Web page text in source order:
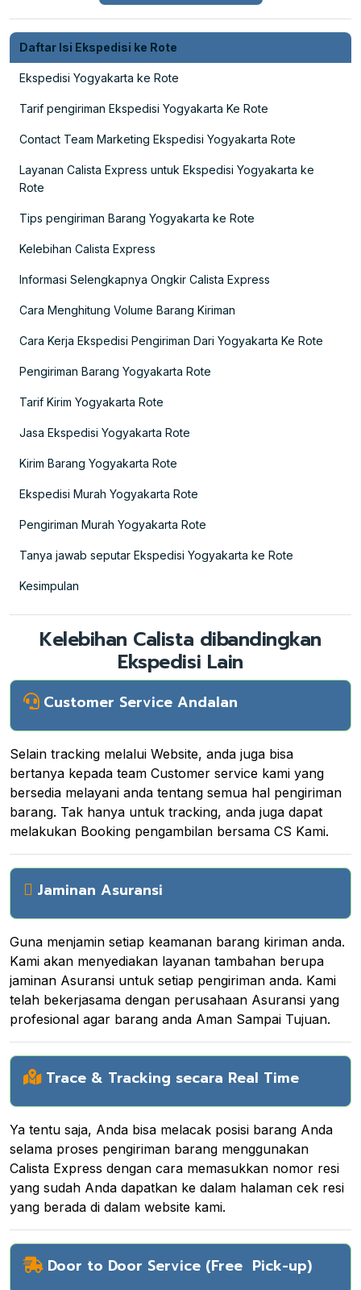
Daftar Isi Ekspedisi ke Rote
Ekspedisi Yogyakarta ke Rote
Tarif pengiriman Ekspedisi Yogyakarta Ke Rote
Contact Team Marketing Ekspedisi Yogyakarta Rote
Layanan Calista Express untuk Ekspedisi Yogyakarta ke
Rote
Tips pengiriman Barang Yogyakarta ke Rote
Kelebihan Calista Express
Informasi Selengkapnya Ongkir Calista Express
Cara Menghitung Volume Barang Kiriman
Cara Kerja Ekspedisi Pengiriman Dari Yogyakarta Ke Rote
Pengiriman Barang Yogyakarta Rote
Tarif Kirim Yogyakarta Rote
Jasa Ekspedisi Yogyakarta Rote
Kirim Barang Yogyakarta Rote
Ekspedisi Murah Yogyakarta Rote
Pengiriman Murah Yogyakarta Rote
Tanya jawab seputar Ekspedisi Yogyakarta ke Rote
Kesimpulan
Kelebihan Calista dibandingkan
Ekspedisi Lain
Customer Service Andalan
Selain tracking melalui Website, anda juga bisa
bertanya kepada team Customer service kami yang
bersedia melayani anda tentang semua hal pengiriman
barang. Tak hanya untuk tracking, anda juga dapat
melakukan Booking pengambilan bersama CS Kami.
Jaminan Asuransi
Guna menjamin setiap keamanan barang kiriman anda.
Kami akan menyediakan layanan tambahan berupa
jaminan Asuransi untuk setiap pengiriman anda. Kami
telah bekerjasama dengan perusahaan Asuransi yang
profesional agar barang anda Aman Sampai Tujuan.
Trace & Tracking secara Real Time
Ya tentu saja, Anda bisa melacak posisi barang Anda
selama proses pengiriman barang menggunakan
Calista Express dengan cara memasukkan nomor resi
yang sudah Anda dapatkan ke dalam halaman cek resi
yang berada di dalam website kami.
Door to Door Service (Free Pick-up)